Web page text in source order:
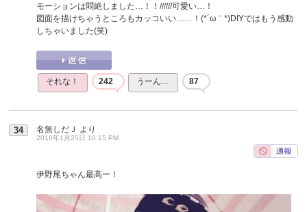
モーションは悶絶しました…！！//////可愛い…！
図面を描けちゃうところもカッコいい……！(*´ω｀*)DIYではもう感動
しちゃいました(笑)
それな！ 242 うーん… 87
34 名無しだＪ より
2016年1月25日 10:15 PM
伊野尾ちゃん最高ー！